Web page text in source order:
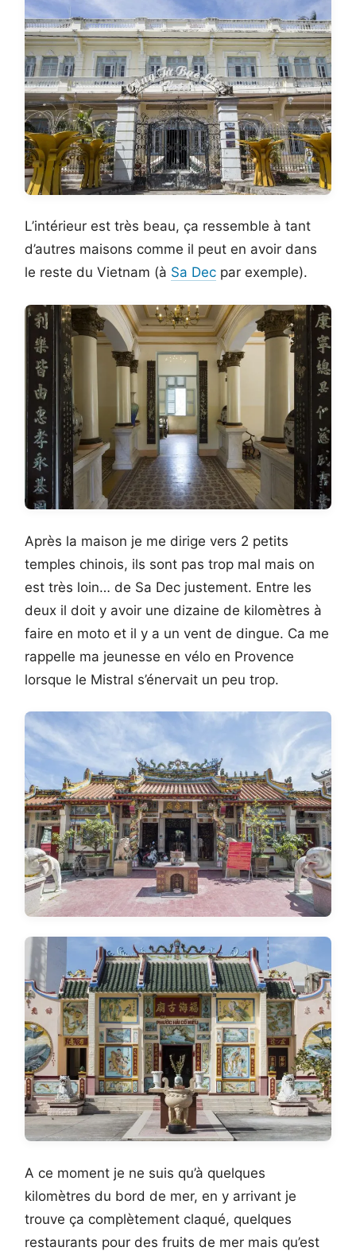
L’intérieur est très beau, ça ressemble à tant
d’autres maisons comme il peut en avoir dans
le reste du Vietnam (à Sa Dec par exemple).
Après la maison je me dirige vers 2 petits
temples chinois, ils sont pas trop mal mais on
est très loin… de Sa Dec justement. Entre les
deux il doit y avoir une dizaine de kilomètres à
faire en moto et il y a un vent de dingue. Ca me
rappelle ma jeunesse en vélo en Provence
lorsque le Mistral s’énervait un peu trop.
A ce moment je ne suis qu’à quelques
kilomètres du bord de mer, en y arrivant je
trouve ça complètement claqué, quelques
restaurants pour des fruits de mer mais qu’est